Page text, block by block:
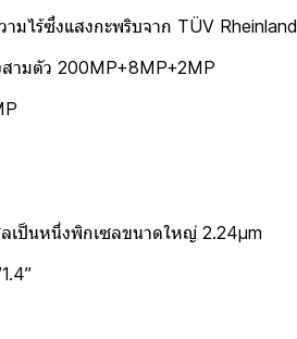
ามไร้ซึ่งแสงกะพริบจาก TÜV Rheinland
ามตัว 200MP+8MP+2MP
เป็นหนึ่งพิกเซลขนาดใหญ่ 2.24μm